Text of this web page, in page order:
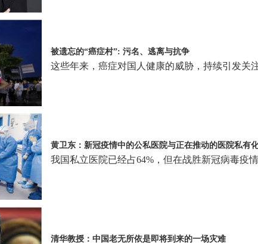
被遗忘的“癌症村”: 污名、逃离与抗争
这些年来，癌症对国人健康的威胁，持续引发关
黄卫东：新冠疫情中的公私医院与正在推动的医院私有
我国私立医院已经占64%，但在战胜新冠病毒疫
清华教授：中国老无所依是即将到来的一场灾难